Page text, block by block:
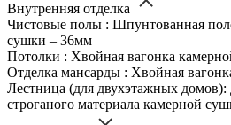
Внутренняя отделка
Чистовые полы : Шпунтованная
сушки – 36мм
Потолки : Хвойная вагонка
Отделка мансарды : Хвойная
Лестница (для двухэтажных домов):
строганого материала камерной